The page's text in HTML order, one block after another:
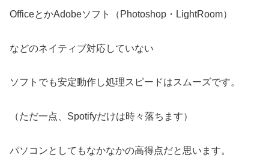
OfficeとかAdobeソフト（Photoshop・LightRoom）
などのネイティブ対応していない
ソフトでも安定動作し処理スピードはスムーズです。
（ただ一点、Spotifyだけは時々落ちます）
パソコンとしてもなかなかの高得点だと思います。